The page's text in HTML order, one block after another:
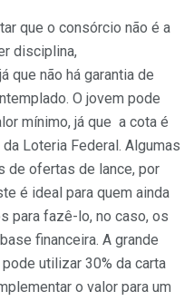
que o consórcio não é a
disciplina,
que não há garantia de
O jovem pode
mínimo, já que a cota é
Loteria Federal. Algumas
de ofertas de lance, por
é ideal para quem ainda
para fazê-lo, no caso, os
financeira. A grande
utilizar 30% da carta
o valor para um